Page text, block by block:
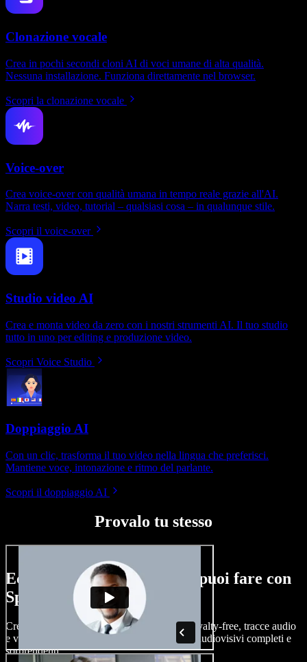
Clonazione vocale
Crea in pochi secondi cloni AI di voci umane di alta qualità.
Nessuna installazione. Funziona direttamente nel browser.
Scopri la clonazione vocale
Voice-over
Crea voice-over con qualità umana in tempo reale grazie all'AI.
Narra testi, video, tutorial – qualsiasi cosa – in qualunque stile.
Scopri il voice-over
Studio video AI
Crea e monta video da zero con i nostri strumenti AI. Il tuo studio
tutto in uno per editing e produzione video.
Scopri Voice Studio
Doppiaggio AI
Con un clic, trasforma il tuo video nella lingua che preferisci.
Mantiene voce, intonazione e ritmo del parlante.
Scopri il doppiaggio AI
Provalo tu stesso
Ecco un assaggio di ciò che puoi fare con
Speechify Studio.
Crea voice-over, aggiungi immagini stock royalty-free, tracce audio
e video, clona la tua voce e realizza progetti audiovisivi completi e
sorprendenti.